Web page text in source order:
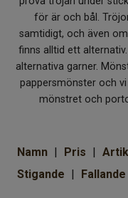
för är och bål.
samtidigt, och även
finns alltid ett
alternativa garner.
pappersmönster och
mönstret och
Namn Pris
Stigande
Fallande